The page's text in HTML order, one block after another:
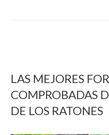
LAS MEJORES
COMPROBADAS
DE LOS RATONES